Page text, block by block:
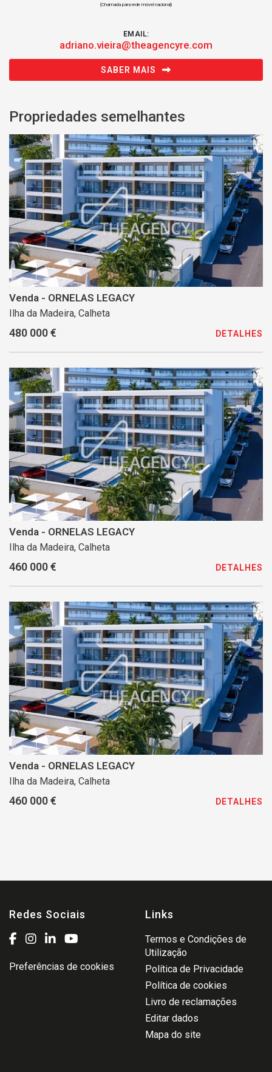
(Chamada para rede móvel nacional)
EMAIL:
adriano.vieira@theagencyre.com
SABER MAIS
Propriedades semelhantes
Venda - ORNELAS LEGACY
Ilha da Madeira, Calheta
480 000 € DETALHES
Venda - ORNELAS LEGACY
Ilha da Madeira, Calheta
460 000 € DETALHES
Venda - ORNELAS LEGACY
Ilha da Madeira, Calheta
460 000 € DETALHES
Redes Sociais
Preferências de cookies
Links
Termos e Condições de
Utilização
Política de Privacidade
Política de cookies
Livro de reclamações
Editar dados
Mapa do site